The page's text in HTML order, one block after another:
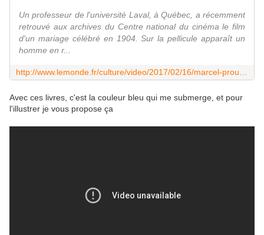
Un professeur de l'université Laval, à Québec, a récemment
retrouvé aux archives du Centre national du cinéma le film
d'un mariage célébré en 1904. Sur la pellicule apparaît un
homme en r...
Avec ces livres, c'est la couleur bleu qui me submerge, et pour
l'illustrer je vous propose ça